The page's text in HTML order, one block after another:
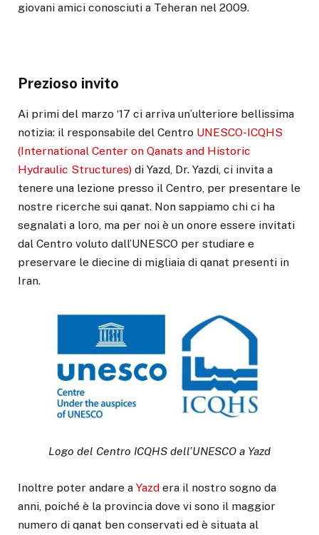
giovani amici conosciuti a Teheran nel 2009.
Prezioso invito
Ai primi del marzo ‘17 ci arriva un’ulteriore bellissima
notizia: il responsabile del Centro UNESCO-ICQHS
(International Center on Qanats and Historic
Hydraulic Structures) di Yazd, Dr. Yazdi, ci invita a
tenere una lezione presso il Centro, per presentare le
nostre ricerche sui qanat. Non sappiamo chi ci ha
segnalati a loro, ma per noi è un onore essere invitati
dal Centro voluto dall’UNESCO per studiare e
preservare le diecine di migliaia di qanat presenti in
Iran.
Logo del Centro ICQHS dell’UNESCO a Yazd
Inoltre poter andare a Yazd era il nostro sogno da
anni, poiché è la provincia dove vi sono il maggior
numero di qanat ben conservati ed è situata al